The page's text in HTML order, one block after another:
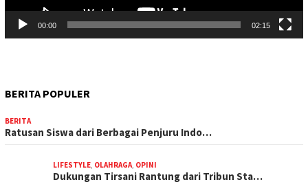
00:00 02:15
BERITA POPULER
BERITA
Ratusan Siswa dari Berbagai Penjuru Indo…
LIFESTYLE, OLAHRAGA, OPINI
Dukungan Tirsani Rantung dari Tribun Sta…